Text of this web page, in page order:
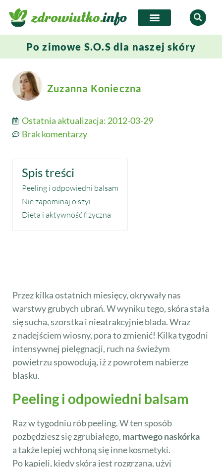
Po zimowe S.O.S dla naszej skóry
Zuzanna Konieczna
Ostatnia aktualizacja: 2012-03-29
Brak komentarzy
Spis treści
Peeling i odpowiedni balsam
Nie zapominaj o szyi
Dieta i aktywność fizyczna
Przez kilka ostatnich miesięcy, okrywały nas
warstwy grubych ubrań. W wyniku tego, skóra stała
się sucha, szorstka i nieatrakcyjnie blada. Wraz
z nadejściem wiosny, pora to zmienić! Kilka tygodni
intensywnej pielęgnacji, ruch na świeżym
powietrzu spowodują, iż z powrotem nabierze
blasku.
Peeling i odpowiedni balsam
Raz w tygodniu rób peeling. W ten sposób
pozbędziesz się zgrubiałego, martwego naskórka
a także lepiej wchłoną się inne kosmetyki.
Po kąpieli, kiedy skóra jest rozgrzana, użyj